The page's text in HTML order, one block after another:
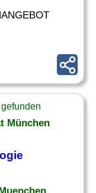
München